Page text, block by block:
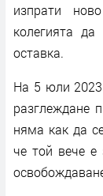
изпрати
колегията
оставка.
На 5 юли
разглеждане
няма как да
че той вече е